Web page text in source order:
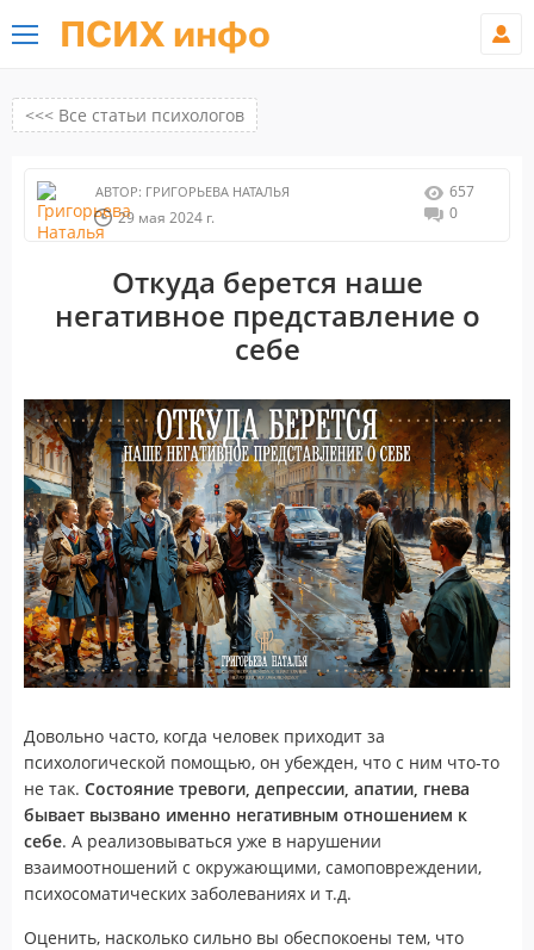
ПСИХ инфо
<<< Все статьи психологов
АВТОР: ГРИГОРЬЕВА НАТАЛЬЯ
29 мая 2024 г.
657
0
Откуда берется наше
негативное представление о
себе
Довольно часто, когда человек приходит за
психологической помощью, он убежден, что с ним что-то
не так. Состояние тревоги, депрессии, апатии, гнева
бывает вызвано именно негативным отношением к
себе. А реализовываться уже в нарушении
взаимоотношений с окружающими, самоповреждении,
психосоматических заболеваниях и т.д.
Оценить, насколько сильно вы обеспокоены тем, что